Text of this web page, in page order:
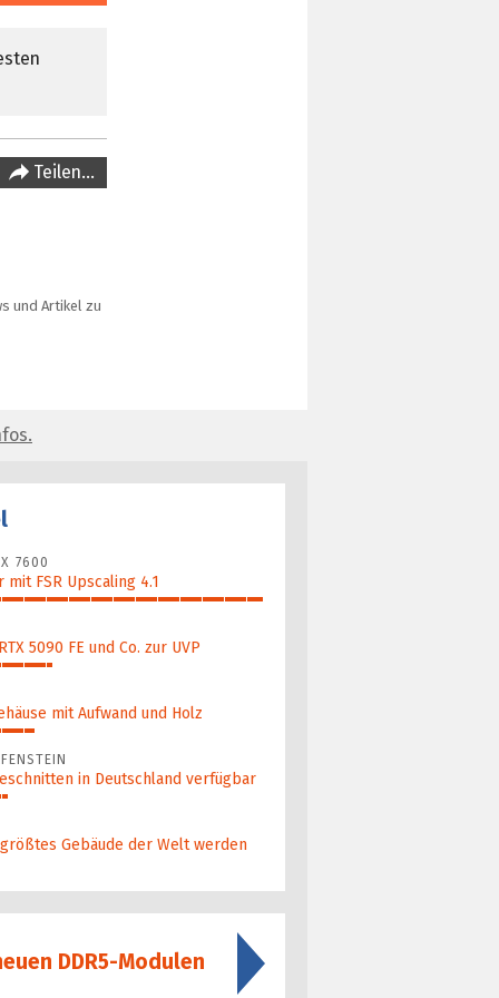
Teilen…
und Artikel zu
7600
FSR Upscaling 4.1
5090 FE und Co. zur UVP
mit Aufwand und Holz
in Deutschland verfügbar
Gebäude der Welt werden
DDR5-Modulen